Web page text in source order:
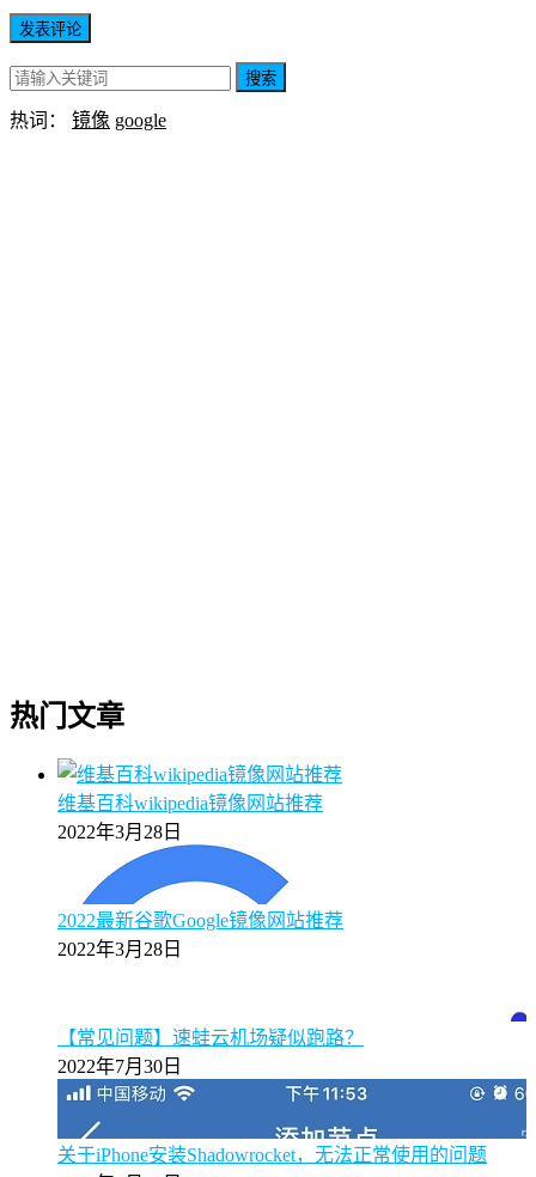
搜索
热词： 镜像 google
热门文章
维基百科wikipedia镜像网站推荐
2022年3月28日
2022最新谷歌Google镜像网站推荐
2022年3月28日
【常见问题】速蛙云机场疑似跑路？
2022年7月30日
关于iPhone安装Shadowrocket，无法正常使用的问题